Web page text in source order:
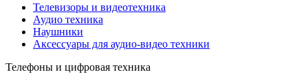
Телевизоры и видеотехника
Аудио техника
Наушники
Аксессуары для аудио-видео техники
Телефоны и цифровая техника